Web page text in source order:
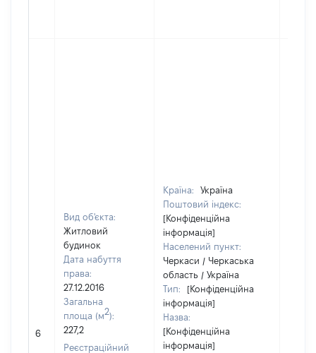
6
Вид об'єкта:
Житловий
будинок
Дата набуття
права:
27.12.2016
Загальна
площа (м2):
227,2
Реєстраційний
Країна:
Україна
Поштовий індекс:
[Конфіденційна
інформація]
Населений пункт:
Черкаси / Черкаська
область / Україна
Тип:
[Конфіденційна
інформація]
Назва:
[Конфіденційна
інформація]